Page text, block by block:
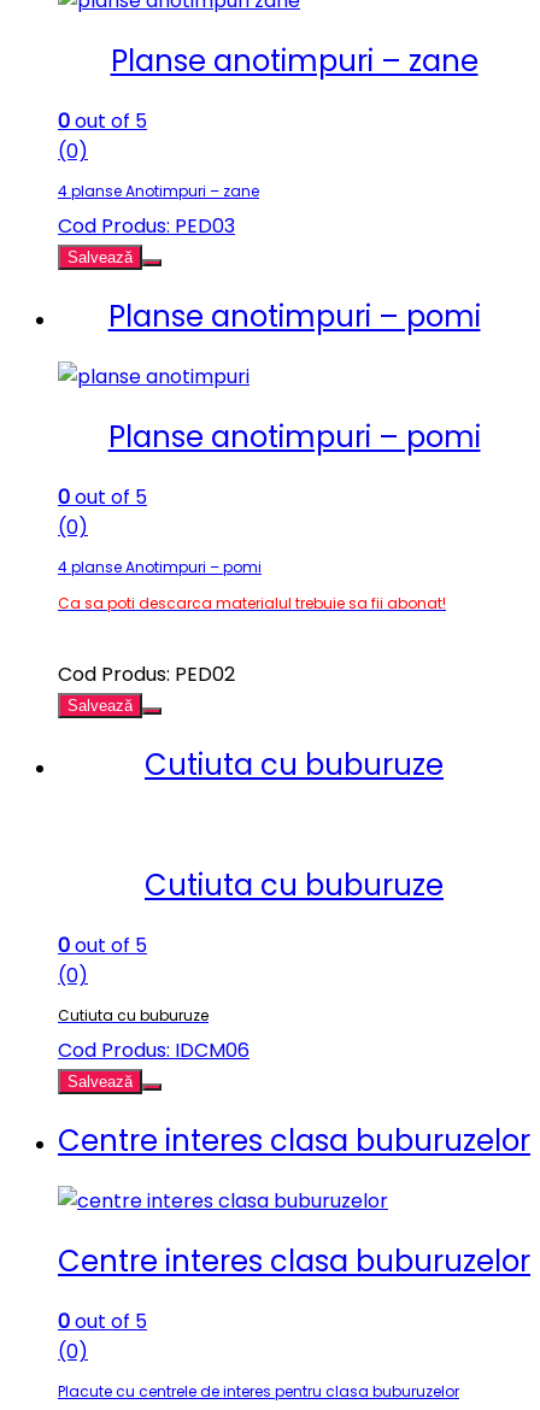
Planse anotimpuri – zane
0out of 5
(0)
4 planse Anotimpuri – zane
Cod Produs: PED03
Salvează
Planse anotimpuri – pomi
Planse anotimpuri – pomi
0out of 5
(0)
4 planse Anotimpuri – pomi
Ca sa poti descarca materialul trebuie sa fii abonat!
Cod Produs: PED02
Salvează
Cutiuta cu buburuze
Cutiuta cu buburuze
0out of 5
(0)
Cutiuta cu buburuze
Cod Produs: IDCM06
Salvează
Centre interes clasa buburuzelor
Centre interes clasa buburuzelor
0out of 5
(0)
Placute cu centrele de interes pentru clasa buburuzelor